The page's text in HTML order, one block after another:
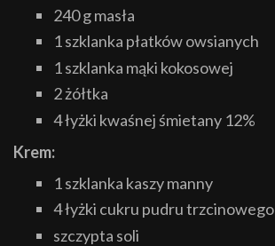
240 g masła
1 szklanka płatków owsianych
1 szklanka mąki kokosowej
2 żółtka
4 łyżki kwaśnej śmietany 12%
Krem:
1 szklanka kaszy manny
4 łyżki cukru pudru trzcinowego
szczypta soli